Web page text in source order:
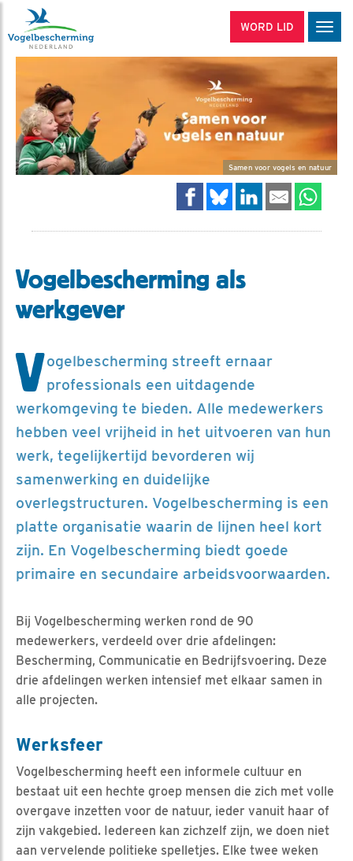
WORD LID
Samen voor vogels en natuur
Vogelbescherming als
werkgever
Vogelbescherming streeft ernaar
professionals een uitdagende
werkomgeving te bieden. Alle medewerkers
hebben veel vrijheid in het uitvoeren van hun
werk, tegelijkertijd bevorderen wij
samenwerking en duidelijke
overlegstructuren. Vogelbescherming is een
platte organisatie waarin de lijnen heel kort
zijn. En Vogelbescherming biedt goede
primaire en secundaire arbeidsvoorwaarden.
Bij Vogelbescherming werken rond de 90
medewerkers, verdeeld over drie afdelingen:
Bescherming, Communicatie en Bedrijfsvoering. Deze
drie afdelingen werken intensief met elkaar samen in
alle projecten.
Werksfeer
Vogelbescherming heeft een informele cultuur en
bestaat uit een hechte groep mensen die zich met volle
overgave inzetten voor de natuur, ieder vanuit haar of
zijn vakgebied. Iedereen kan zichzelf zijn, we doen niet
aan vervelende politieke spelletjes. Elke twee weken